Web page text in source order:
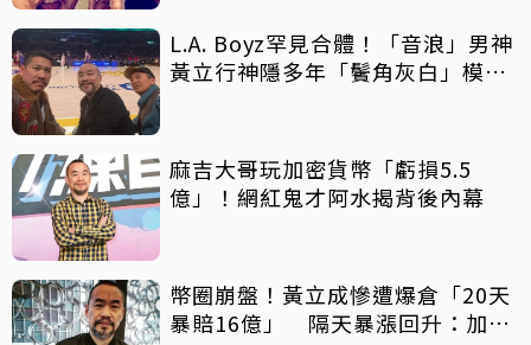
L.A. Boyz罕見合體！「音浪」男神
黃立行神隱多年「鬢角灰白」模樣
麻吉大哥玩加密貨幣「虧損5.5
億」！網紅鬼才阿水揭背後內幕
幣圈崩盤！黃立成慘遭爆倉「20天
暴賠16億」 隔天暴漲回升：加密